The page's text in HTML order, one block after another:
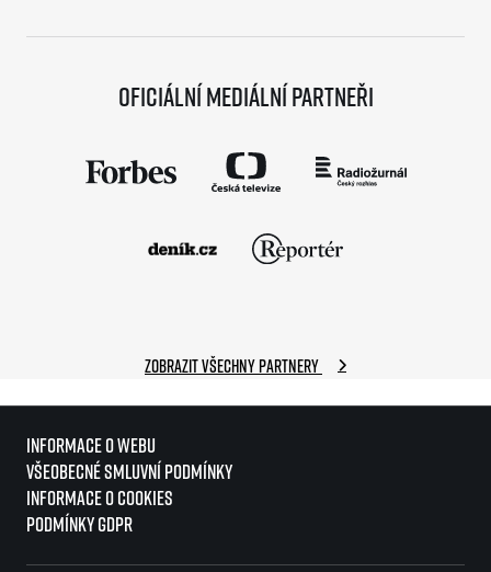
Oficiální mediální partneři
Zobrazit všechny partnery
Informace o webu
Všeobecné smluvní podmínky
Informace o cookies
Podmínky GDPR